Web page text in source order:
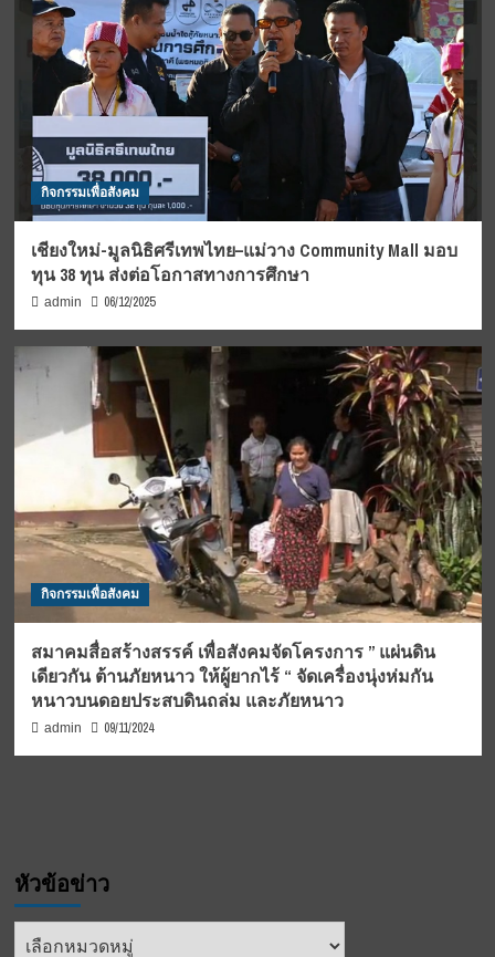
กิจกรรมเพื่อสังคม
เชียงใหม่-มูลนิธิศรีเทพไทย–แม่วาง Community Mall มอบ
ทุน 38 ทุน ส่งต่อโอกาสทางการศึกษา
admin 06/12/2025
กิจกรรมเพื่อสังคม
สมาคมสื่อสร้างสรรค์ เพื่อสังคมจัดโครงการ ” แผ่นดิน
เดียวกัน ต้านภัยหนาว ให้ผู้ยากไร้ “ จัดเครื่องนุ่งห่มกัน
หนาวบนดอยประสบดินถล่ม และภัยหนาว
admin 09/11/2024
หัวข้อข่าว
หัวข้อ